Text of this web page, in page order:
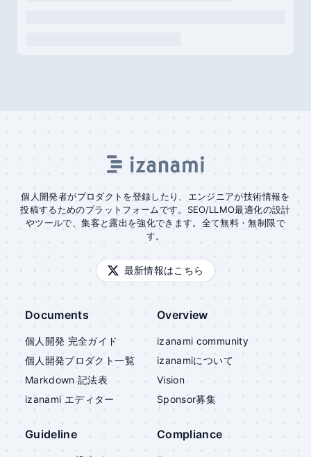
個人開発者がプロダクトを登録したり、エンジニアが技術情報を
投稿するためのプラットフォームです。SEO/LLMO最適化の設計
やツールで、集客と露出を強化できます。全て無料・無制限で
す。
最新情報はこちら
Documents
個人開発 完全ガイド
個人開発プロダクト一覧
Markdown 記法表
izanami エディター
Overview
izanami community
izanamiについて
Vision
Sponsor募集
Guideline Compliance